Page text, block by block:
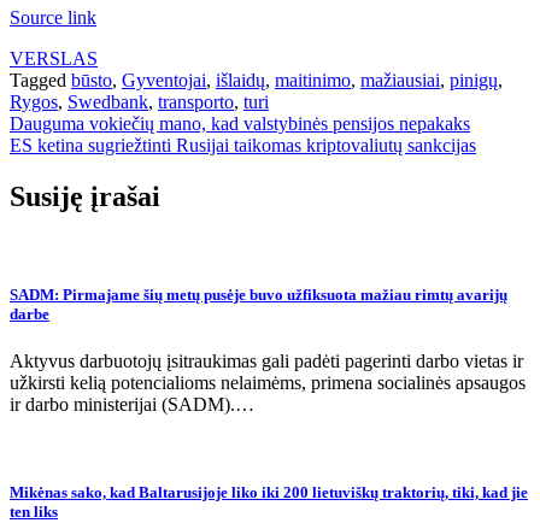
Source link
VERSLAS
Tagged būsto, Gyventojai, išlaidų, maitinimo, mažiausiai, pinigų,
Rygos, Swedbank, transporto, turi
Navigacija
tarp
įrašų
Dauguma vokiečių mano, kad valstybinės pensijos nepakaks
ES ketina sugriežtinti Rusijai taikomas kriptovaliutų sankcijas
Susiję įrašai
SADM: Pirmajame šių metų pusėje buvo užfiksuota mažiau rimtų avarijų
darbe
Aktyvus darbuotojų įsitraukimas gali padėti pagerinti darbo vietas ir
užkirsti kelią potencialioms nelaimėms, primena socialinės apsaugos
ir darbo ministerijai (SADM).…
Mikėnas sako, kad Baltarusijoje liko iki 200 lietuviškų traktorių, tiki, kad jie
ten liks